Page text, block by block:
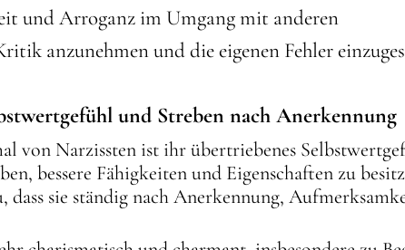
und Arroganz im Umgang mit anderen
anzunehmen und die eigenen Fehler
und Streben nach Anerkennung
von Narzissten ist ihr übertriebenes
bessere Fähigkeiten und Eigenschaften zu
dass sie ständig nach Anerkennung,